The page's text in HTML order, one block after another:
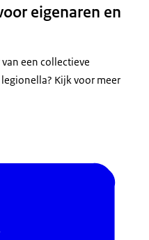
eigenaren en
een collectieve
Kijk voor meer